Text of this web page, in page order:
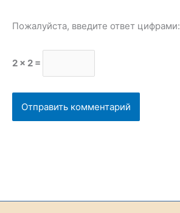
Пожалуйста, введите ответ цифрами:
2 × 2 =